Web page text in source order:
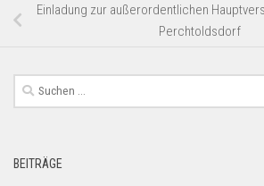
Einladung zur außerordentlichen
Perchtoldsdorf
Suchen
nach:
BEITRÄGE